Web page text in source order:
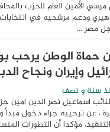
مرسي الأمين العام للحزب
ودعم مرشحيه في
مصر ...
حماة الوطن يرحب
وإيران ونجاح
سنة و نصف
اسماعيل نصر الدين
، عن ترحيبه جراء دخول مبدأ
مؤكدا أن التطورات